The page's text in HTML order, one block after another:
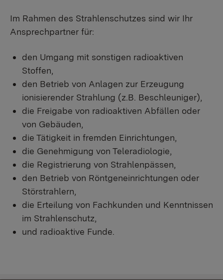
Im Rahmen des Strahlenschutzes sind wir Ihr
Ansprechpartner für:
den Umgang mit sonstigen radioaktiven
Stoffen,
den Betrieb von Anlagen zur Erzeugung
ionisierender Strahlung (z.B. Beschleuniger),
die Freigabe von radioaktiven Abfällen oder
von Gebäuden,
die Tätigkeit in fremden Einrichtungen,
die Genehmigung von Teleradiologie,
die Registrierung von Strahlenpässen,
den Betrieb von Röntgeneinrichtungen oder
Störstrahlern,
die Erteilung von Fachkunden und Kenntnissen
im Strahlenschutz,
und radioaktive Funde.